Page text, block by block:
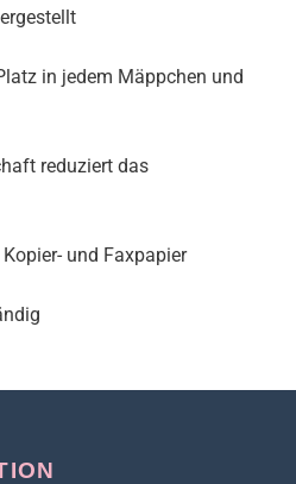
in jedem Mäppchen und
reduziert das
und Faxpapier